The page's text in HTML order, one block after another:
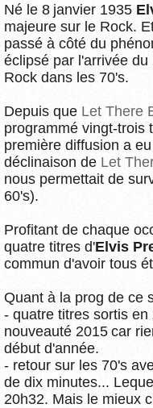
Né le 8 janvier 1935
majeure sur le Rock.
passé à côté du
éclipsé par l'arrivée
Rock dans les 70's.
Depuis que Let There
programmé vingt-trois
première diffusion a
déclinaison de Let
nous permettait de
60's).
Profitant de chaque
quatre titres d'Elvis
commun d'avoir tous
Quant à la prog de ce
- quatre titres sortis
nouveauté 2015 car
début d'année.
- retour sur les 70's
de dix minutes...
20h32. Mais le mieux